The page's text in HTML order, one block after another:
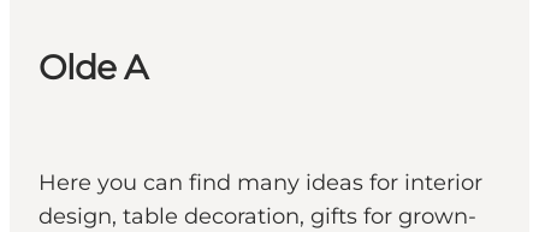
Olde A
Here you can find many ideas for interior
design, table decoration, gifts for grown-